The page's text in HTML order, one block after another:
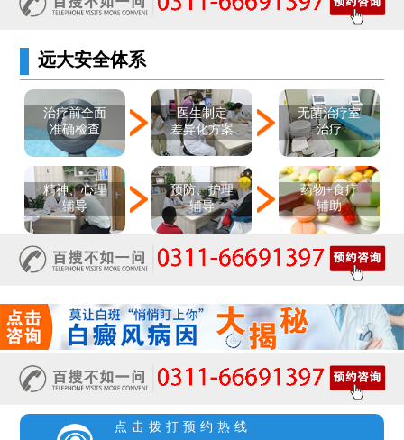
远大安全体系
治疗前全面
准确检查
医生制定
差异化方案
无菌治疗室
治疗
精神、心理
辅导
预防、护理
辅导
药物+食疗
辅助
点击拨打预约热线